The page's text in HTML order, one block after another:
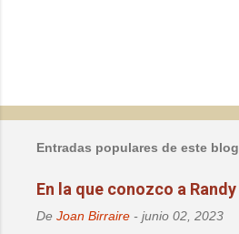
c
a
r
Entradas populares de este blog
En la que conozco a Randy
De Joan Birraire - junio 02, 2023